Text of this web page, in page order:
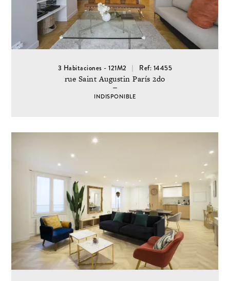
3 Habitaciones - 121M2 Ref: 14455
rue Saint Augustin París 2do
INDISPONIBLE